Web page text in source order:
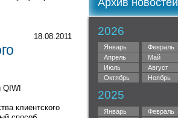
Архив новостей
2026
Январь Февраль
Апрель
Май
Июль
Август
Октябрь
Ноябрь
2025
Январь Февраль
18.08.2011
QIWI
клиентского